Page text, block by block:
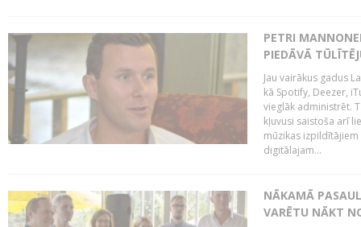
PETRI
PIEDĀVĀ
Jau vairākus gadus
kā Spotify, Deezer,
vieglāk administrēt.
kļuvusi saistoša arī
mūzikas
digitālajam...
NĀKAMĀ
VARĒTU NĀKT